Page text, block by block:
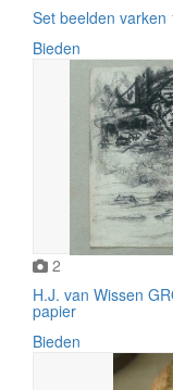
Set beelden varken
Bieden
2
H.J. van Wissen
papier
Bieden